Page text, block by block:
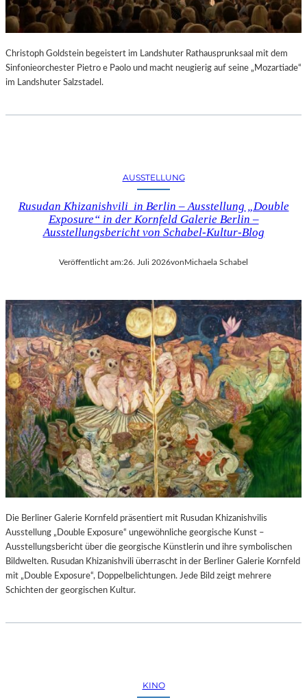
Christoph Goldstein begeistert im Landshuter Rathausprunksaal mit dem
Sinfonieorchester Pietro e Paolo und macht neugierig auf seine „Mozartiade“
im Landshuter Salzstadel.
AUSSTELLUNG
Rusudan Khizanishvili in Berlin – Ausstellung „Double
Exposure“ in der Kornfeld Galerie Berlin –
Ausstellungsbericht von Schabel-Kultur-Blog
Veröffentlicht am:26. Juli 2026von Michaela Schabel
Die Berliner Galerie Kornfeld präsentiert mit Rusudan Khizanishvilis
Ausstellung „Double Exposure“ ungewöhnliche georgische Kunst –
Ausstellungsbericht über die georgische Künstlerin und ihre symbolischen
Bildwelten. Rusudan Khizanishvili überrascht in der Berliner Galerie Kornfeld
mit „Double Exposure“, Doppelbelichtungen. Jede Bild zeigt mehrere
Schichten der georgischen Kultur.
KINO